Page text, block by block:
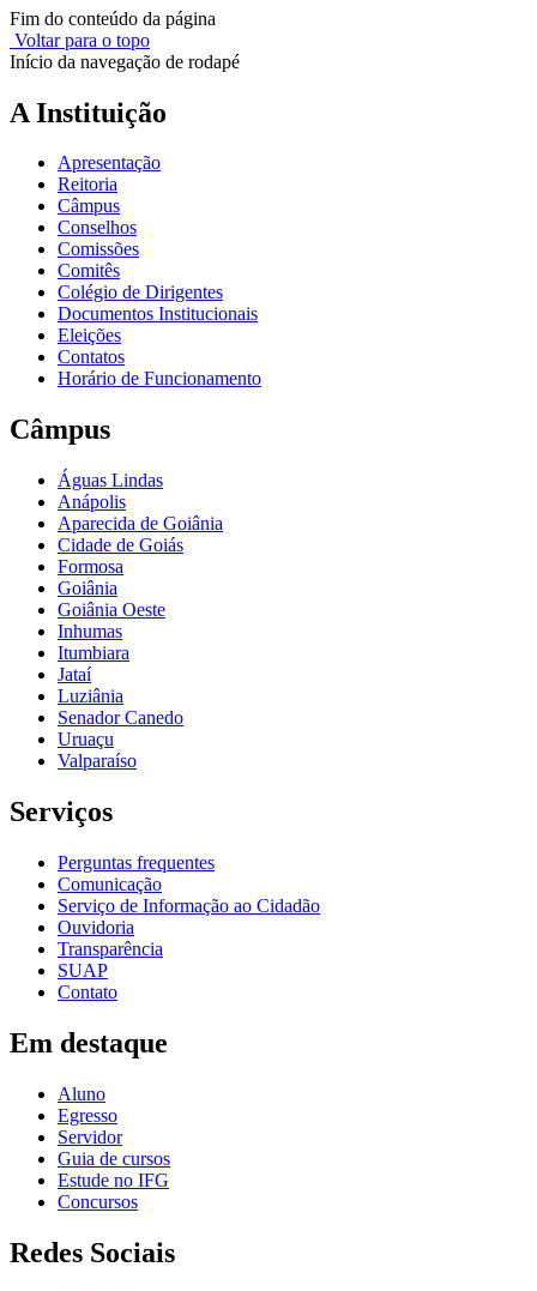
Fim do conteúdo da página
Voltar para o topo
Início da navegação de rodapé
A Instituição
Apresentação
Reitoria
Câmpus
Conselhos
Comissões
Comitês
Colégio de Dirigentes
Documentos Institucionais
Eleições
Contatos
Horário de Funcionamento
Câmpus
Águas Lindas
Anápolis
Aparecida de Goiânia
Cidade de Goiás
Formosa
Goiânia
Goiânia Oeste
Inhumas
Itumbiara
Jataí
Luziânia
Senador Canedo
Uruaçu
Valparaíso
Serviços
Perguntas frequentes
Comunicação
Serviço de Informação ao Cidadão
Ouvidoria
Transparência
SUAP
Contato
Em destaque
Aluno
Egresso
Servidor
Guia de cursos
Estude no IFG
Concursos
Redes Sociais